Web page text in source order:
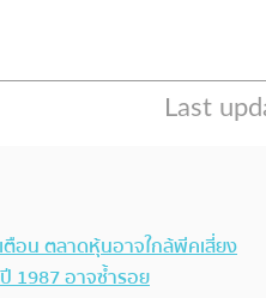
ตือน ตลาดหุ้นอาจใกล้พีคเสี่ยง
1987 อาจซ้ำรอย